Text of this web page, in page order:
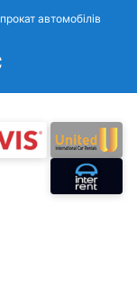
автомобілів